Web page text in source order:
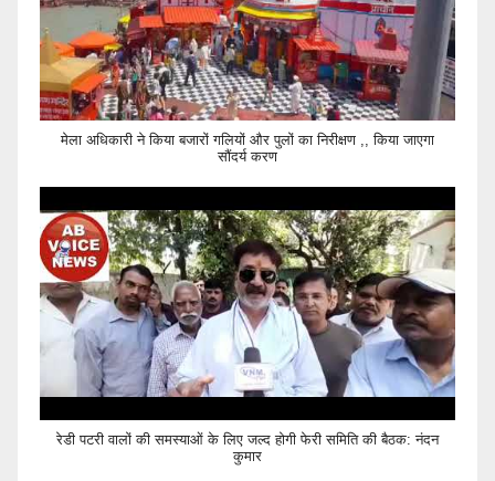
मेला अधिकारी ने किया बजारों गलियों और पुलों का निरीक्षण ,, किया जाएगा
सौंदर्य करण
रेडी पटरी वालों की समस्याओं के लिए जल्द होगी फेरी समिति की बैठक: नंदन
कुमार